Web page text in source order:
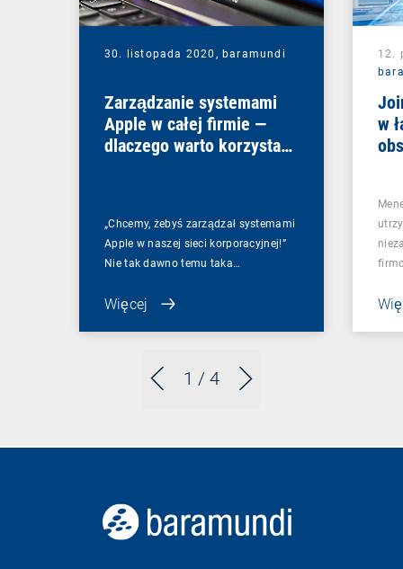
1 / 4
30. listopada 2020, baramundi
Zarządzanie systemami
Apple w całej firmie —
dlaczego warto korzystać
„Chcemy, żebyś zarządzał systemami
Apple w naszej sieci korporacyjnej!”
Nie tak dawno temu taka…
Więcej
12.
w